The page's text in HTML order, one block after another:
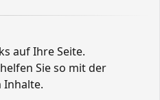
auf Ihre Seite.
Sie so mit der